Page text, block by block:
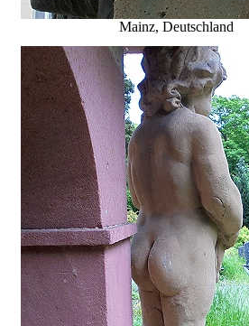
Mainz, Deutschland